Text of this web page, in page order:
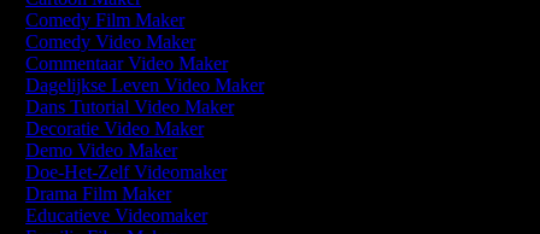
Comedy Film Maker
Comedy Video Maker
Commentaar Video Maker
Dagelijkse Leven Video Maker
Dans Tutorial Video Maker
Decoratie Video Maker
Demo Video Maker
Doe-Het-Zelf Videomaker
Drama Film Maker
Educatieve Videomaker